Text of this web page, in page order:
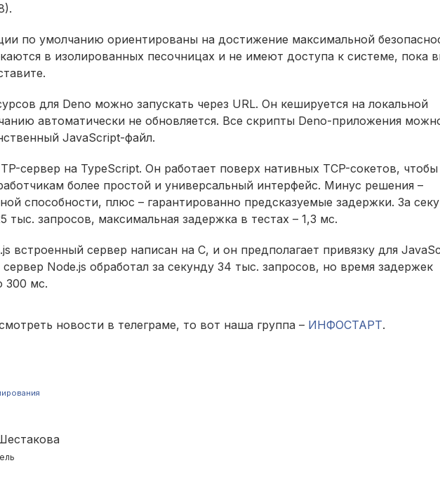
по умолчанию ориентированы на достижение максимальной
в изолированных песочницах и не имеют доступа к системе, пока
для Deno можно запускать через URL. Он кешируется на локальной
автоматически не обновляется. Все скрипты Deno-приложения
JavaScript-файл.
сервер на TypeScript. Он работает поверх нативных TCP-сокетов, чтобы
более простой и универсальный интерфейс. Минус решения –
способности, плюс – гарантированно предсказуемые задержки. За
тыс. запросов, максимальная задержка в тестах – 1,3 мс.
встроенный сервер написан на С, и он предполагает привязку для
Node.js обработал за секунду 34 тыс. запросов, но время задержек
300 мс.
новости в телеграме, то вот наша группа – ИНФОСТАРТ.